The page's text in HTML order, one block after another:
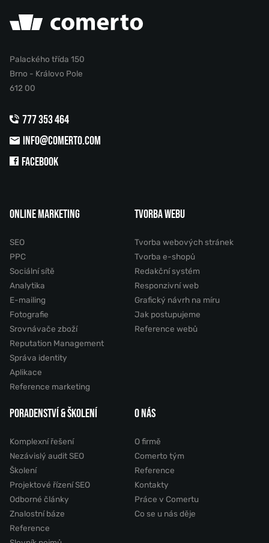
Palackého třída 150
Brno - Královo Pole
612 00
777 353 464
INFO@COMERTO.COM
FACEBOOK
ONLINE MARKETING
SEO
PPC
Sociální sítě
Analytika
E-mailing
Fotografie
Srovnávače zboží
Reputation Management
Správa identity
Aplikace
Reference marketing
TVORBA WEBU
Tvorba webových stránek
Tvorba e-shopů
Redakční systém
Responzivní web
Grafický návrh na míru
Jak postupujeme
Reference webů
PORADENSTVÍ & ŠKOLENÍ
Komplexní řešení
Nezávislý audit SEO
Školení
Projektové řízení SEO
Odborné články
Znalostní báze
Reference
O NÁS
O firmě
Comerto tým
Reference
Kontakty
Práce v Comertu
Co se u nás děje